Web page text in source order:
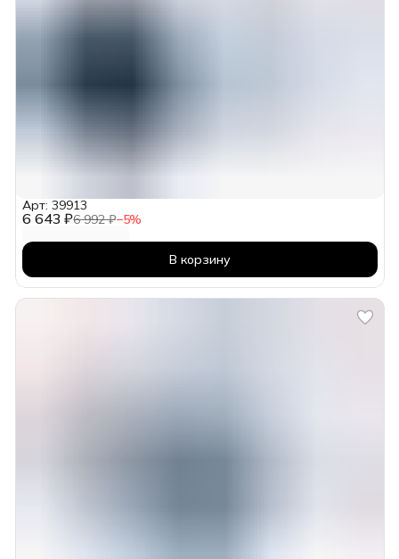
6 643 ₽6 992 ₽−5%
Арт: 39913
В корзину